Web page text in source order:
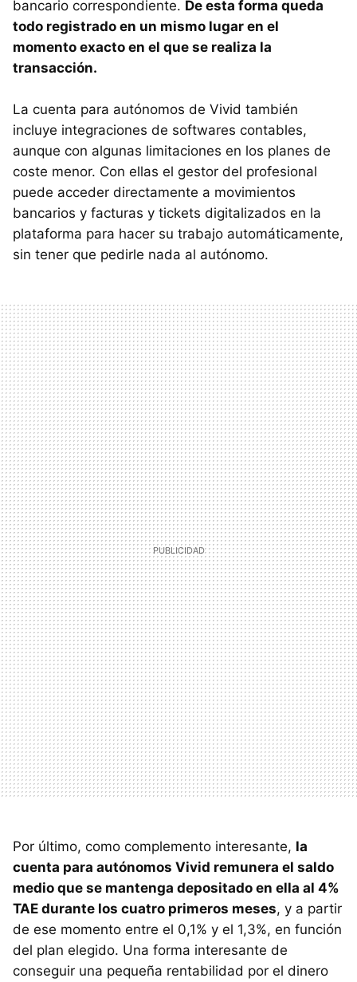
bancario correspondiente. De esta forma queda
todo registrado en un mismo lugar en el
momento exacto en el que se realiza la
transacción.
La cuenta para autónomos de Vivid también
incluye integraciones de softwares contables,
aunque con algunas limitaciones en los planes de
coste menor. Con ellas el gestor del profesional
puede acceder directamente a movimientos
bancarios y facturas y tickets digitalizados en la
plataforma para hacer su trabajo automáticamente,
sin tener que pedirle nada al autónomo.
Por último, como complemento interesante, la
cuenta para autónomos Vivid remunera el saldo
medio que se mantenga depositado en ella al 4%
TAE durante los cuatro primeros meses, y a partir
de ese momento entre el 0,1% y el 1,3%, en función
del plan elegido. Una forma interesante de
conseguir una pequeña rentabilidad por el dinero